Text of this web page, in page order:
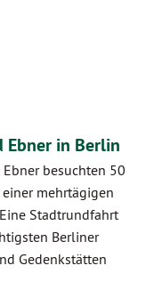
Ebner in Berlin
besuchten 50
mehrtägigen
Stadtrundfahrt
Berliner
Gedenkstätten